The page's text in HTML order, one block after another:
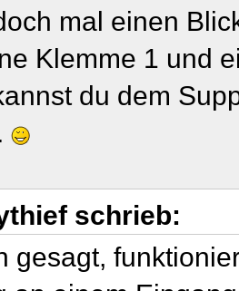
mal einen
Klemme 1 und
du dem
schrieb:
gesagt,